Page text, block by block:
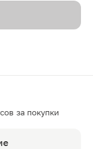
за покупки